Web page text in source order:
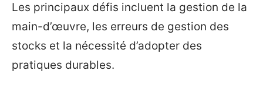
Les principaux défis incluent la gestion de la
main-d’œuvre, les erreurs de gestion des
stocks et la nécessité d’adopter des
pratiques durables.